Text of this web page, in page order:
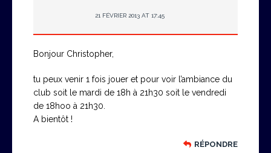
21 FÉVRIER 2013 AT 17:45
Bonjour Christopher,
tu peux venir 1 fois jouer et pour voir l’ambiance du
club soit le mardi de 18h à 21h30 soit le vendredi
de 18hoo à 21h30.
A bientôt !
RÉPONDRE